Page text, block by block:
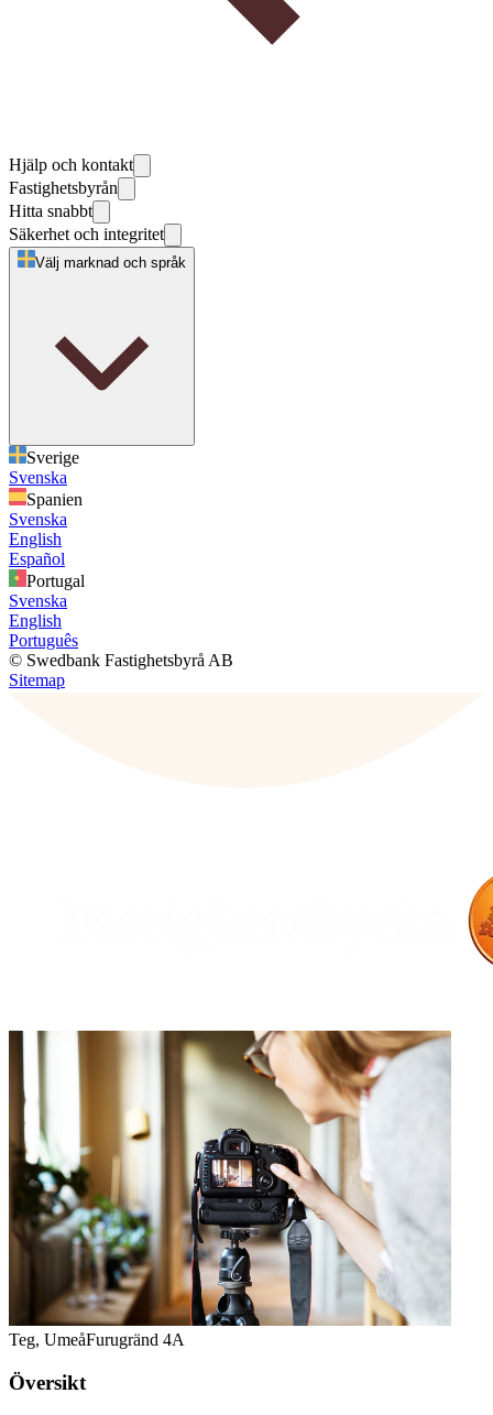
Hjälp och kontakt
Fastighetsbyrån
Hitta snabbt
Säkerhet och integritet
Välj marknad och språk
Sverige
Svenska
Spanien
Svenska
English
Español
Portugal
Svenska
English
Português
© Swedbank Fastighetsbyrå AB
Sitemap
Teg, UmeåFurugränd 4A
Översikt